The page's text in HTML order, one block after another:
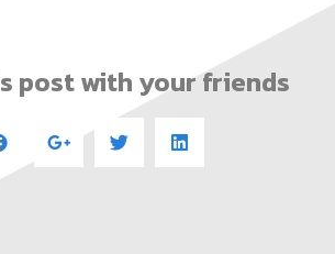
post with your friends